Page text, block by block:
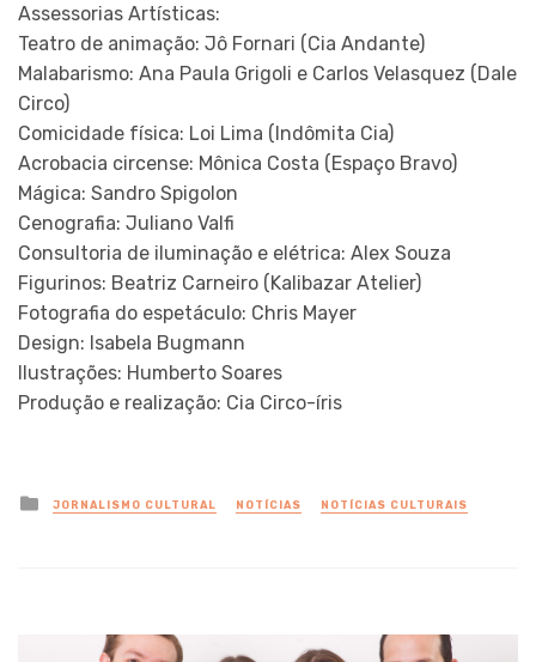
Assessorias Artísticas:
Teatro de animação: Jô Fornari (Cia Andante)
Malabarismo: Ana Paula Grigoli e Carlos Velasquez (Dale
Circo)
Comicidade física: Loi Lima (Indômita Cia)
Acrobacia circense: Mônica Costa (Espaço Bravo)
Mágica: Sandro Spigolon
Cenografia: Juliano Valfi
Consultoria de iluminação e elétrica: Alex Souza
Figurinos: Beatriz Carneiro (Kalibazar Atelier)
Fotografia do espetáculo: Chris Mayer
Design: Isabela Bugmann
Ilustrações: Humberto Soares
Produção e realização: Cia Circo-íris
Posted
in
JORNALISMO CULTURAL NOTÍCIAS NOTÍCIAS CULTURAIS